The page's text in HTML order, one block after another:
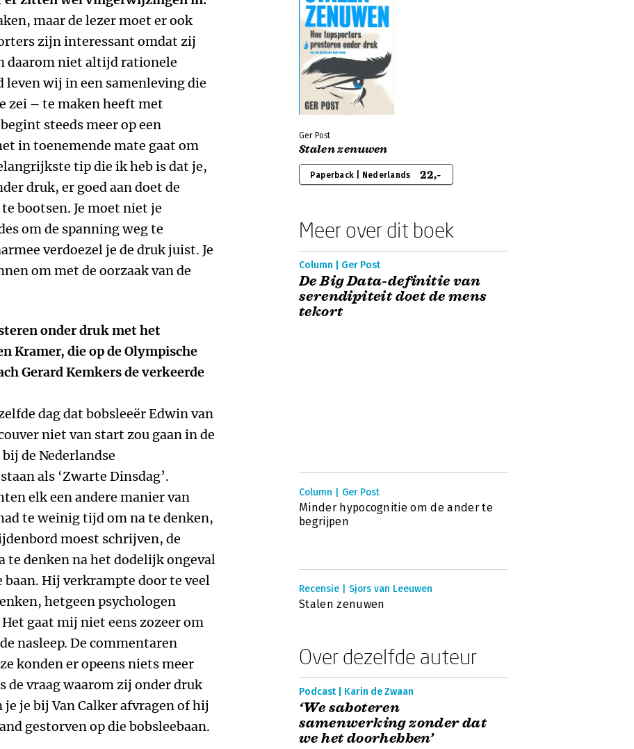
maar de lezer moet er ook
zijn interessant omdat zij
daarom niet altijd rationele
wij in een samenleving die
zei – te maken heeft met
steeds meer op een
in toenemende mate gaat om
tip die ik heb is dat je,
druk, er goed aan doet de
bootsen. Je moet niet je
om de spanning weg te
verdoezel je de druk juist. Je
om met de oorzaak van de
onder druk met het
Kramer, die op de Olympische
Gerard Kemkers de verkeerde
dag dat bobsleeër Edwin van
niet van start zou gaan in de
de Nederlandse
als ‘Zwarte Dinsdag’.
elk een andere manier van
te weinig tijd om na te denken,
moest schrijven, de
te denken na het dodelijk ongeval
baan. Hij verkrampte door te veel
hetgeen psychologen
gaat mij niet eens zozeer om
nasleep. De commentaren
konden er opeens niets meer
de vraag waarom zij onder druk
je bij Van Calker afvragen of hij
gestorven op die bobsleebaan.
Ger Post
Stalen zenuwen
Paperback | Nederlands 22,-
Meer over dit boek
Column | Ger Post
De Big Data-definitie van
serendipiteit doet de mens
tekort
Column | Ger Post
Minder hypocognitie om de ander te
begrijpen
Recensie | Sjors van Leeuwen
Stalen zenuwen
Over dezelfde auteur
Podcast | Karin de Zwaan
‘We saboteren
samenwerking zonder dat
we het doorhebben’